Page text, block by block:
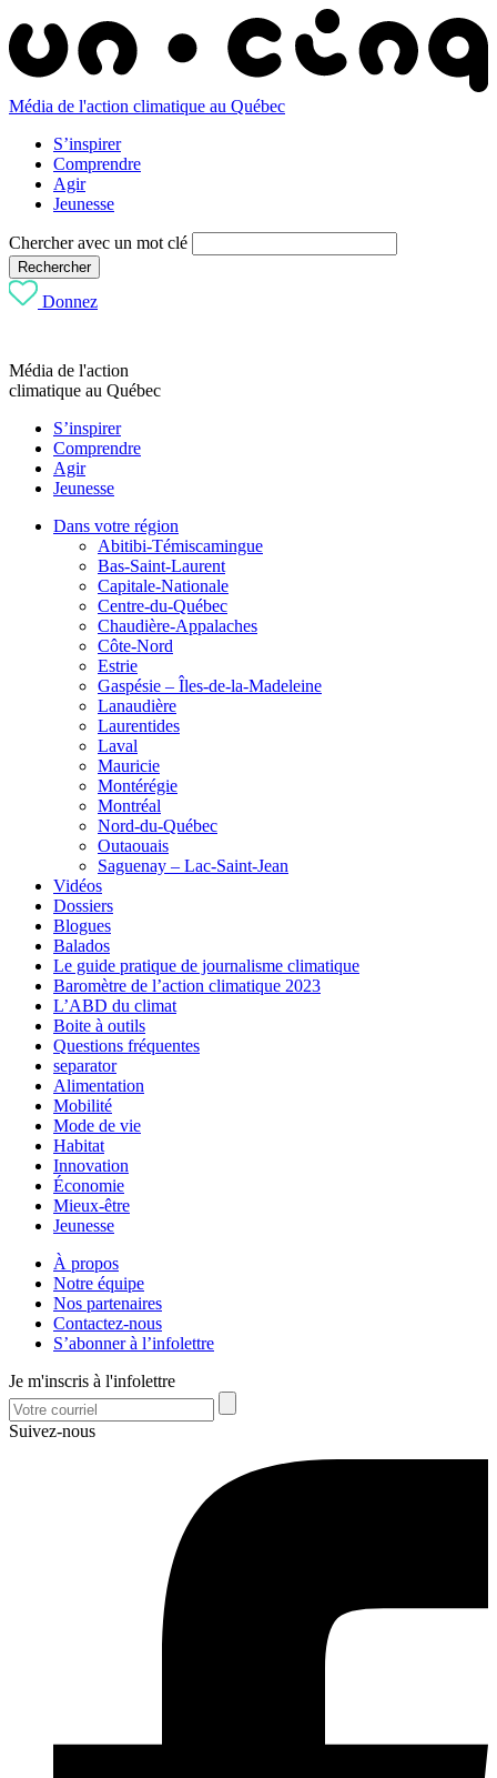
Média de l'action climatique au Québec
S’inspirer
Comprendre
Agir
Jeunesse
Chercher avec un mot clé
Rechercher
Donnez
Média de l'action
climatique au Québec
S’inspirer
Comprendre
Agir
Jeunesse
Dans votre région
Abitibi-Témiscamingue
Bas-Saint-Laurent
Capitale-Nationale
Centre-du-Québec
Chaudière-Appalaches
Côte-Nord
Estrie
Gaspésie – Îles-de-la-Madeleine
Lanaudière
Laurentides
Laval
Mauricie
Montérégie
Montréal
Nord-du-Québec
Outaouais
Saguenay – Lac-Saint-Jean
Vidéos
Dossiers
Blogues
Balados
Le guide pratique de journalisme climatique
Baromètre de l’action climatique 2023
L’ABD du climat
Boite à outils
Questions fréquentes
separator
Alimentation
Mobilité
Mode de vie
Habitat
Innovation
Économie
Mieux-être
Jeunesse
À propos
Notre équipe
Nos partenaires
Contactez-nous
S’abonner à l’infolettre
Je m'inscris à l'infolettre
Suivez-nous